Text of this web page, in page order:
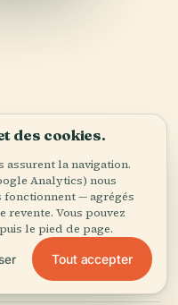
éditoriale d'Audiala à
architecturales
des cookies.
assurent la navigation.
Analytics) nous
fonctionnent — agrégés
revente. Vous pouvez
le pied de page.
Tout accepter